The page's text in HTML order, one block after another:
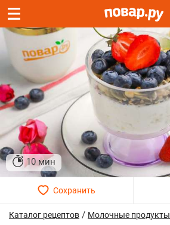
10 мин
Каталог рецептов / Молочные продукты